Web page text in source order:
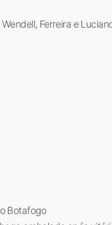
Wendell, Ferreira e
Botafogo